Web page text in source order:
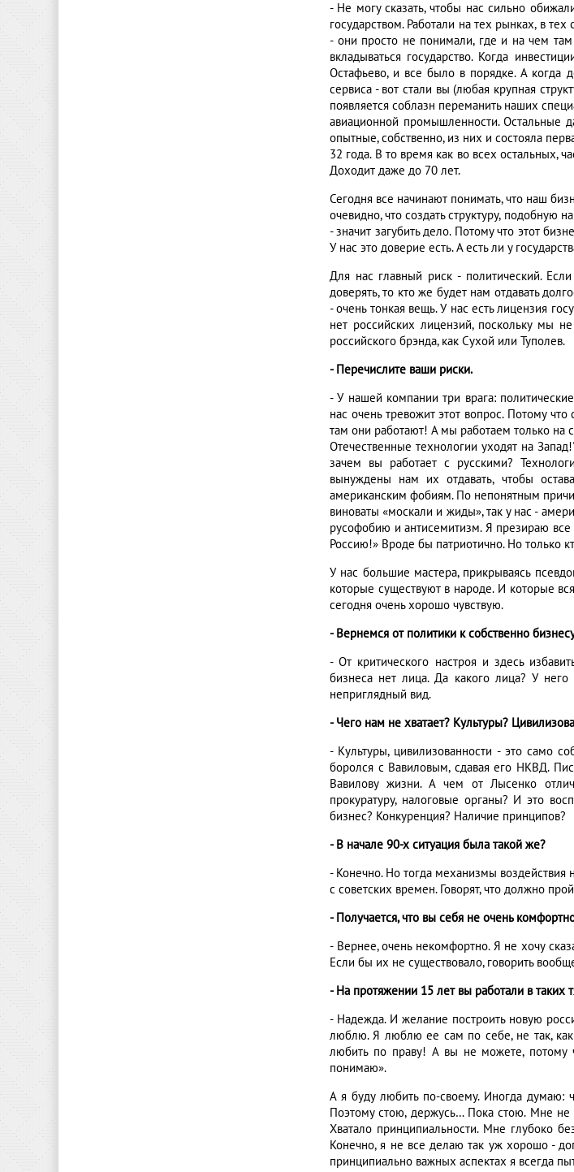
- Не могу сказать, чтобы нас сильно
государством. Работали на тех рынках, в
- они просто не понимали, где и на чем там
вкладываться государство. Когда
Остафьево, и все было в порядке. А когда
сервиса - вот стали вы (любая крупная
появляется соблазн переманить наших
авиационной промышленности. Остальные
опытные, собственно, из них и состояла
32 года. В то время как во всех остальных,
Доходит даже до 70 лет.
Сегодня все начинают понимать, что наш
очевидно, что создать структуру, подобную
- значит загубить дело. Потому что этот
У нас это доверие есть. А есть ли у
Для нас главный риск - политический.
доверять, то кто же будет нам отдавать
- очень тонкая вещь. У нас есть лицензия
нет российских лицензий, поскольку мы
российского брэнда, как Сухой или Туполев.
- Перечислите ваши риски.
- У нашей компании три врага:
нас очень тревожит этот вопрос. Потому
там они работают! А мы работаем только на
Отечественные технологии уходят на
зачем вы работает с русскими?
вынуждены нам их отдавать, чтобы
американским фобиям. По непонятным
виноваты «москали и жиды», так у нас -
русофобию и антисемитизм. Я презираю
Россию!» Вроде бы патриотично. Но только
У нас большие мастера, прикрываясь
которые существуют в народе. И которые
сегодня очень хорошо чувствую.
- Вернемся от политики к собственно
- От критического настроя и здесь
бизнеса нет лица. Да какого лица? У
неприглядный вид.
- Чего нам не хватает? Культуры?
- Культуры, цивилизованности - это само
боролся с Вавиловым, сдавая его НКВД.
Вавилову жизни. А чем от Лысенко
прокуратуру, налоговые органы? И это
бизнес? Конкуренция? Наличие принципов?
- В начале 90-х ситуация была такой же?
- Конечно. Но тогда механизмы воздействия
с советских времен. Говорят, что должно
- Получается, что вы себя не очень
- Вернее, очень некомфортно. Я не хочу
Если бы их не существовало, говорить
- На протяжении 15 лет вы работали в таких
- Надежда. И желание построить новую
люблю. Я люблю ее сам по себе, не так,
любить по праву! А вы не можете, потому
понимаю».
А я буду любить по-своему. Иногда думаю:
Поэтому стою, держусь… Пока стою. Мне не
Хватало принципиальности. Мне глубоко
Конечно, я не все делаю так уж хорошо -
принципиально важных аспектах я всегда